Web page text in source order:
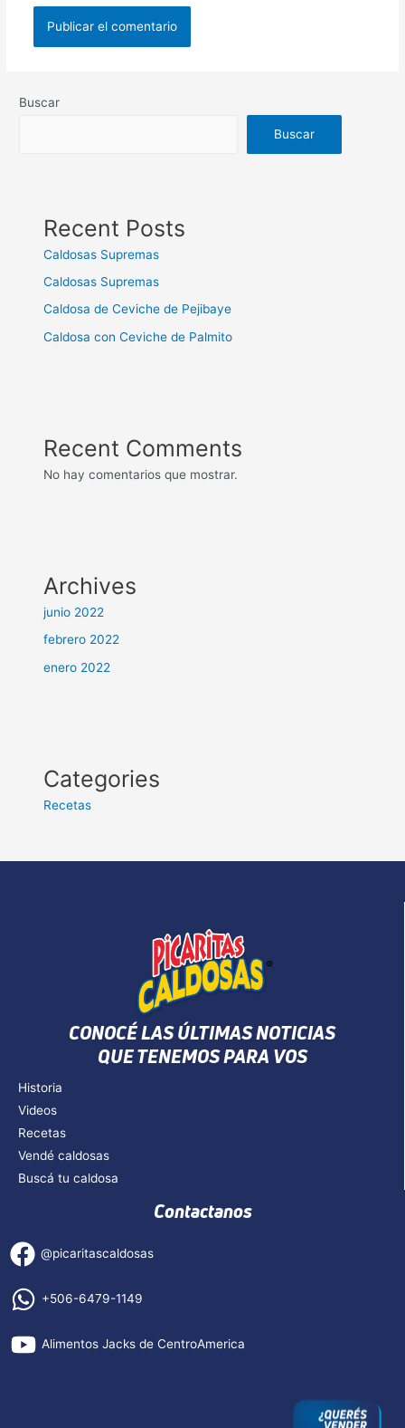
Buscar
Buscar
Recent Posts
Caldosas Supremas
Caldosas Supremas
Caldosa de Ceviche de Pejibaye
Caldosa con Ceviche de Palmito
Recent Comments
No hay comentarios que mostrar.
Archives
junio 2022
febrero 2022
enero 2022
Categories
Recetas
CONOCÉ LAS ÚLTIMAS NOTICIAS
QUE TENEMOS PARA VOS
Historia
Videos
Recetas
Vendé caldosas
Buscá tu caldosa
Contactanos
@picaritascaldosas
+506-6479-1149
Alimentos Jacks de CentroAmerica